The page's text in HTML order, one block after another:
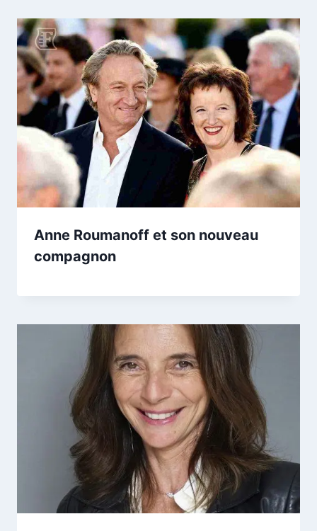
Anne Roumanoff et son nouveau
compagnon